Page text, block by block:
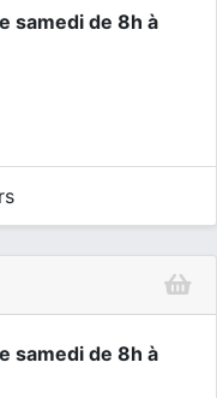
samedi de 8h à
samedi de 8h à